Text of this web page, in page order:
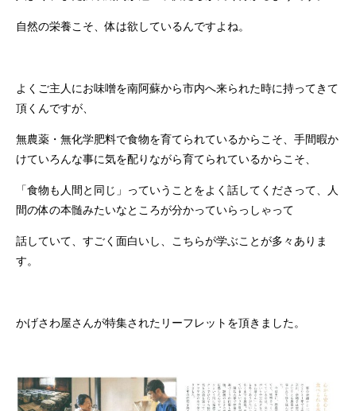
自然の栄養こそ、体は欲しているんですよね。
よくご主人にお味噌を南阿蘇から市内へ来られた時に持ってきて
頂くんですが、
無農薬・無化学肥料で食物を育てられているからこそ、手間暇か
けていろんな事に気を配りながら育てられているからこそ、
「食物も人間と同じ」っていうことをよく話してくださって、人
間の体の本髄みたいなところが分かっていらっしゃって
話していて、すごく面白いし、こちらが学ぶことが多々ありま
す。
かげさわ屋さんが特集されたリーフレットを頂きました。